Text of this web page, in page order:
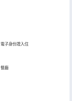
電子身份證入住
餐廳